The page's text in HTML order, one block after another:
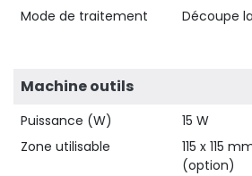
Mode de traitement
Découpe
Machine outils
Puissance (W)
15 W
Zone utilisable
115 x 115
(option)